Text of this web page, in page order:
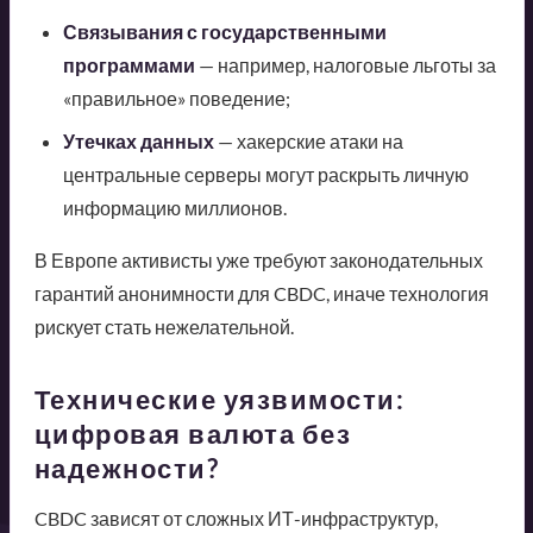
Связывания с государственными
программами — например, налоговые льготы за
«правильное» поведение;
Утечках данных— хакерские атаки на
центральные серверы могут раскрыть личную
информацию миллионов.
В Европе активисты уже требуют законодательных
гарантий анонимности для CBDC, иначе технология
рискует стать нежелательной.
Технические уязвимости:
цифровая валюта без
надежности?
CBDC зависят от сложных ИТ-инфраструктур,